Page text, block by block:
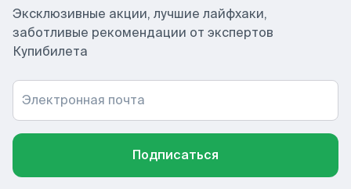
Эксклюзивные акции, лучшие лайфхаки,
заботливые рекомендации от экспертов
Купибилета
Электронная почта
Подписаться